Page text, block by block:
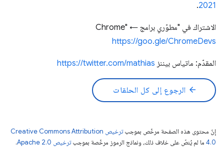
2021
.
الاشتراك في "مطوّري برامج Chrome" ←
https://goo.gle/ChromeDevs
المقدّم: ماتياس بيننز https://twitter.com/mathias​
arrow_back الرجوع إلى كل الحلقات
إنّ محتوى هذه الصفحة مرخّص بموجب
ترخيص Creative Commons Attribution
4.0‏ ما لم يُنصّ على خلاف ذلك، ونماذج الرموز مرخّصة بموجبترخيص Apache 2.0‏
.